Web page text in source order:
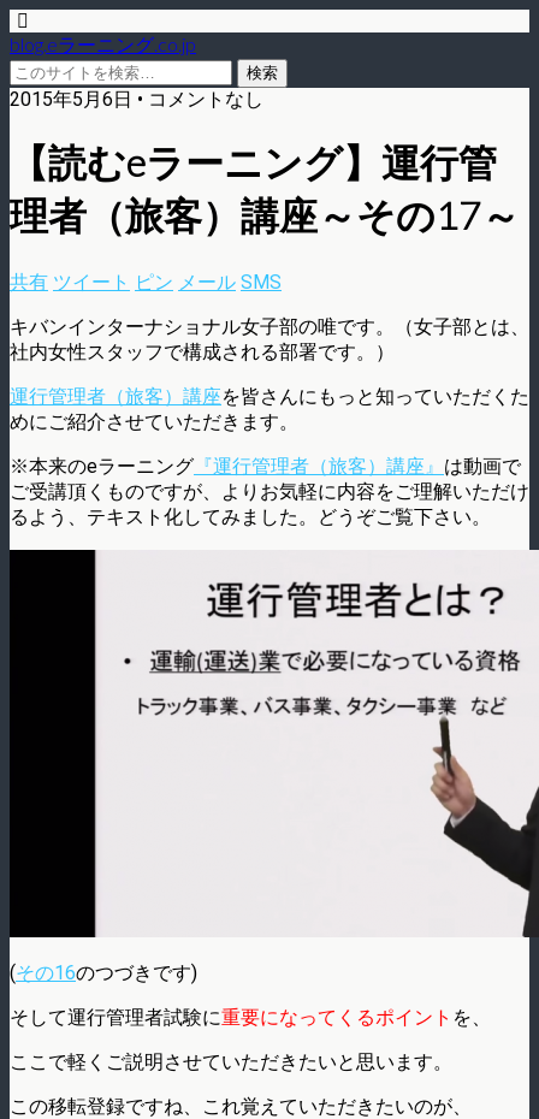
blog.eラーニング.co.jp
2015年5月6日 • コメントなし
【読むeラーニング】運行管
理者（旅客）講座～その17～
共有 ツイート ピン メール SMS
キバンインターナショナル女子部の唯です。（女子部とは、
社内女性スタッフで構成される部署です。）
運行管理者（旅客）講座を皆さんにもっと知っていただくた
めにご紹介させていただきます。
※本来のeラーニング 『運行管理者（旅客）講座』 は動画で
ご受講頂くものですが、よりお気軽に内容をご理解いただけ
るよう、テキスト化してみました。どうぞご覧下さい。
(その16のつづきです)
そして運行管理者試験に重要になってくるポイント を、
ここで軽くご説明させていただきたいと思います。
この移転登録ですね、これ覚えていただきたいのが、